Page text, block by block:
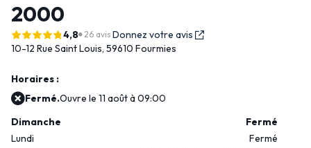
2000
4,8 26 avis Donnez votre avis
10-12 Rue Saint Louis, 59610 Fourmies
Horaires :
Fermé.Ouvre le 11 août à 09:00
Dimanche
Fermé
Lundi
Fermé